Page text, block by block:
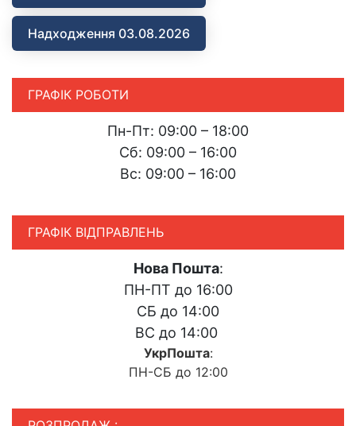
Надходження 03.08.2026
ГРАФІК РОБОТИ
Пн-Пт: 09:00 – 18:00
Сб: 09:00 – 16:00
Вс: 09:00 – 16:00
ГРАФІК ВІДПРАВЛЕНЬ
Нова Пошта:
ПН-ПТ до 16:00
СБ до 14:00
ВС до 14:00
УкрПошта:
ПН-СБ до 12:00